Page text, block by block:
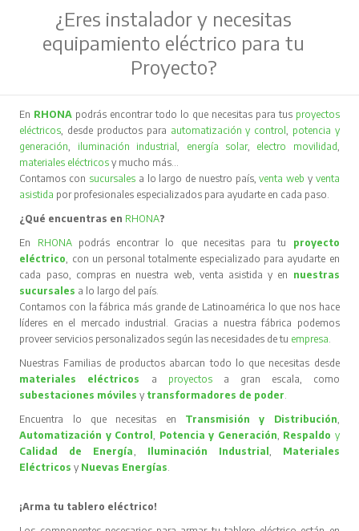
¿Eres instalador y necesitas
equipamiento eléctrico para tu
Proyecto?
En RHONA podrás encontrar todo lo que necesitas para tus proyectos
eléctricos, desde productos para automatización y control, potencia y
generación, iluminación industrial, energía solar, electro movilidad,
materiales eléctricos y mucho más…
Contamos con sucursales a lo largo de nuestro país,venta web y venta
asistida por profesionales especializados para ayudarte en cada paso.
¿Qué encuentras en RHONA?
En RHONA podrás encontrar lo que necesitas para tu proyecto
eléctrico, con un personal totalmente especializado para ayudarte en
cada paso, compras en nuestra web, venta asistida y en nuestras
sucursales a lo largo del país.
Contamos con la fábrica más grande de Latinoamérica lo que nos hace
líderes en el mercado industrial. Gracias a nuestra fábrica podemos
proveer servicios personalizados según las necesidades de tu empresa.
Nuestras Familias de productos abarcan todo lo que necesitas desde
materiales eléctricos
a proyectos
a gran escala, como
subestaciones móvilesy transformadores de poder.
Encuentra lo que necesitas en Transmisión y Distribución,
Automatización y Control, Potencia y Generación, Respaldo y
Calidad de Energía, Iluminación Industrial , Materiales
Eléctricos y Nuevas Energías.
¡Arma tu tablero eléctrico!